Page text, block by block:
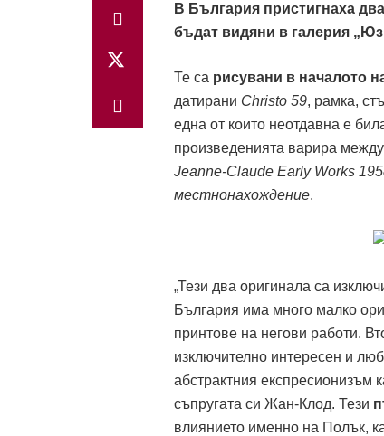
В България пристигнаха
бъдат видяни в галерия
Те са рисувани в началото
датирани Christo 59, рамка,
една от които неотдавна е
произведенията варира
Jeanne-Claude Early Works
местнонахождение.
„Тези два оригинала са
България има много малко
принтове на негови работи.
изключително интересен и
абстрактния експресионизъм
съпругата си Жан-Клод. Тези
влиянието именно на Полък,